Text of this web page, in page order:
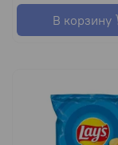
В корзину